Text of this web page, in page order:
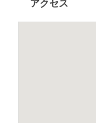
アクセス